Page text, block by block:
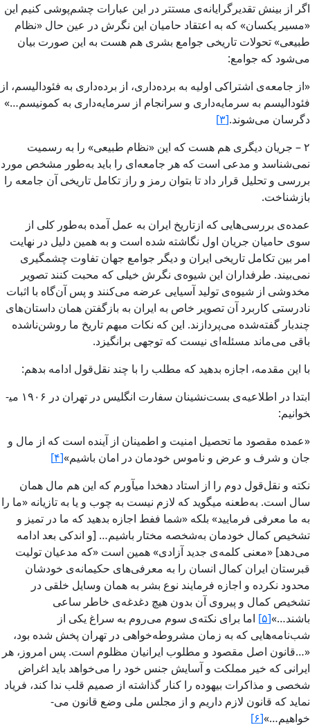
اگر از بینش تقدیرگرایانه‌ی مستتر در این عبارات چشم‌پوشی كنیم این
«مسیر یكسان» كه به اعتقاد حامیان این نگرش در عین حال «نظام
طبیعی» تحولات تاریخی جوامع بشری هم هست به این صورت بیان
می‌شود كه جوامع:
«از جامعه‌ی اشتراكی اولیه به برده‌داری، ‌از برده‌داری به فئودالیسم، از
فئودالیسم به سرمایه‌داری و سرانجام از سرمایه‌داری به كمونیسم…»
دگرسان می‌شوند.[۳]
۲ – جریان دیگری هم هست كه این «نظام طبیعی» را به رسمیت
نمی‌شناسد و مدعی است كه هر جامعه‌ای را باید به‌طور مشخص مورد
بررسی و تحلیل قرار داد تا بتوان رمز و راز تكامل تاریخی آن جامعه را
بازشناخت.
عمده‌ی بررسی‌هایی كه ازتاریخ ایران به عمل آمده به‌طور كلی از
سوی حامیان جریان اول نگاشته شده است و به همین دلیل در نهایت
امر بین تكامل تاریخی ایران و دیگر جوامع جهان تفاوت چشمگیری
نمی‌بیند. طرفداران این شیوه‌ی نگرش خیلی كه محبت كنند تصویر
مخدوشی از شیوه‌ی تولید آسیایی عرضه می‌كنند و پس آن‌گاه با اثبات
نادرستی كاربرد آن تصویر خاص به ایران به بازگفتن همان داستان‌های
چندبار گفته‌شده می‌پردازند. این كه نكات مبهم تاریخ ما روشن‌ناشده
باقی می‌ماند مسئله‌ای نیست كه توجهی برانگیزد.
با این مقدمه، اجازه بدهید که مطلب را با چند نقل‌قول ادامه بدهم:
ابتدا در اطلاعیه‌ی بست‌نشینان سفارت انگلیس در تهران در ۱۹۰۶ می­
خوانیم:
«عمده مقصود ما تحصیل امنیت و اطمینان از آینده است كه از مال و
جان و شرف و عرض و ناموس خودمان در امان باشیم»[۴]
نکته و نقل‌قول دوم را از استاد دهخدا می­آورم که این هم مال همان
سال است. به‌طعنه می­گوید که لازم نیست به چوب و یا به تازیانه «ما را
به ما معرفی فرمایید» بلکه «شما ففط اجازه بدهید که ما در تمیز و
تشخیص کمال خودمان به‌شخصه مختار باشیم… [و اندکی بعد ادامه
می‌­دهد] «معنی کلمه‌ی جدید آزادی» همین است «که مدعیان تولیت
قبرستان ایران کمال انسان را به معرفی‌های حکیمانه‌ی خودشان
محدود نکرده و اجازه فرمایند نوع بشر به همان وسایل خلقی در
تشخیص کمال و پیروی آن بدون هیچ دغدغه‌ی خاطر ساعی
باشند…»[۵]
اما برای نکته‌ی سوم می‌­روم به سراغ یکی از
شب‌نامه‌هایی که به زمان مشروطه­‌خواهی در تهران پخش شده بود،
«…قانون اصل مقصود و مطلوب ایرانیان مظلوم است. پس امروز، هر
ایرانی که خیر مملکت و آسایش جنس خود را می‌­خواهد باید اغراض
شخصی و مذاکرات بیهوده را کنار گذاشته از صمیم قلب ندا کند، فریاد
که قانون لازم داریم و از مجلس ملی وضع قانون می‌­
خواهیم…»[۶]